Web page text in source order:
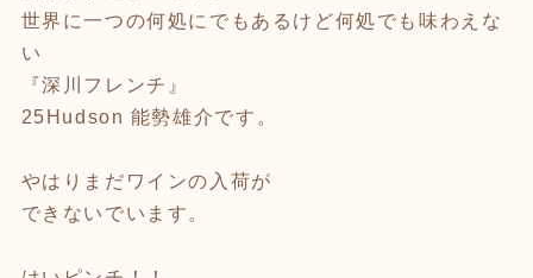
世界に一つの何処にでもあるけど何処でも味わえな
い
『深川フレンチ』
25Hudson 能勢雄介です。
やはりまだワインの入荷が
できないでいます。